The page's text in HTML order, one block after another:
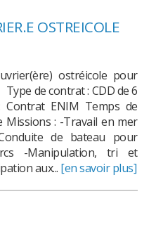
OSTREICOLE
ostréicole pour
de contrat : CDD de 6
Contrat ENIM Temps de
Missions : -Travail en mer
de bateau pour
-Manipulation, tri et
aux... [en savoir plus]